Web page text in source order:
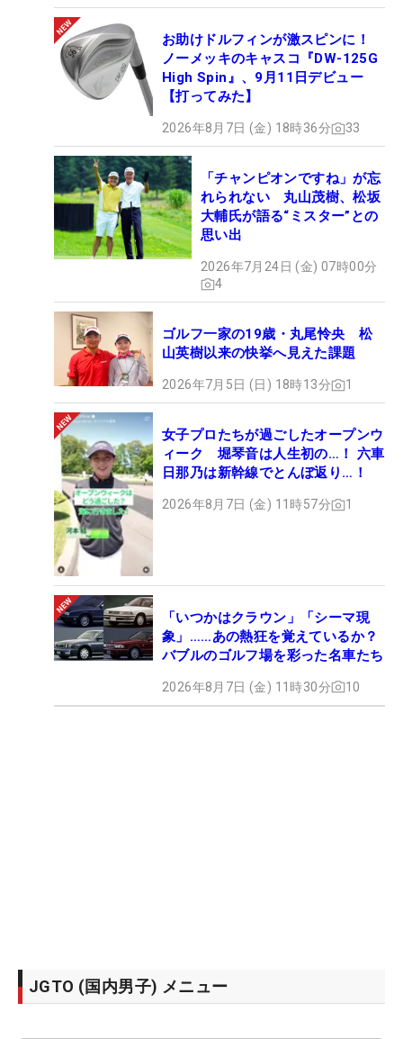
お助けドルフィンが激スピンに！
ノーメッキのキャスコ『DW-125G
High Spin』、9月11日デビュー
【打ってみた】
2026年8月7日 (金) 18時36分 33
「チャンピオンですね」が忘
れられない 丸山茂樹、松坂
大輔氏が語る“ミスター”との
思い出
2026年7月24日 (金) 07時00分
4
ゴルフ一家の19歳・丸尾怜央 松
山英樹以来の快挙へ見えた課題
2026年7月5日 (日) 18時13分 1
女子プロたちが過ごしたオープンウ
ィーク 堀琴音は人生初の…！ 六車
日那乃は新幹線でとんぼ返り…！
2026年8月7日 (金) 11時57分 1
「いつかはクラウン」「シーマ現
象」……あの熱狂を覚えているか？
バブルのゴルフ場を彩った名車たち
2026年8月7日 (金) 11時30分 10
JGTO (国内男子) メニュー